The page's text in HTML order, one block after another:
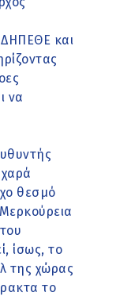
και
να
θεσμό
ίσως, το
της χώρας
το